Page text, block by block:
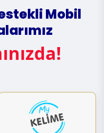
Mobil